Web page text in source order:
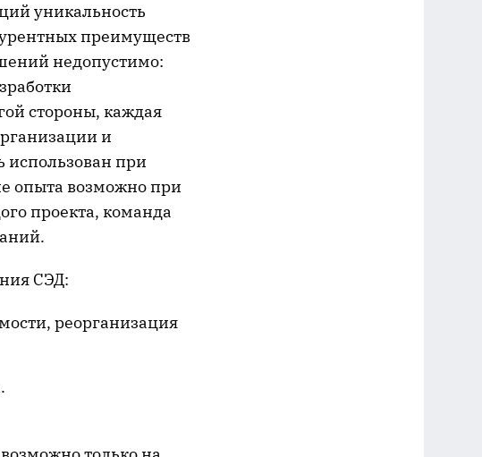
уникальность
преимуществ
недопустимо:
стороны, каждая
и
использован при
опыта возможно при
проекта, команда
СЭД:
реорганизация